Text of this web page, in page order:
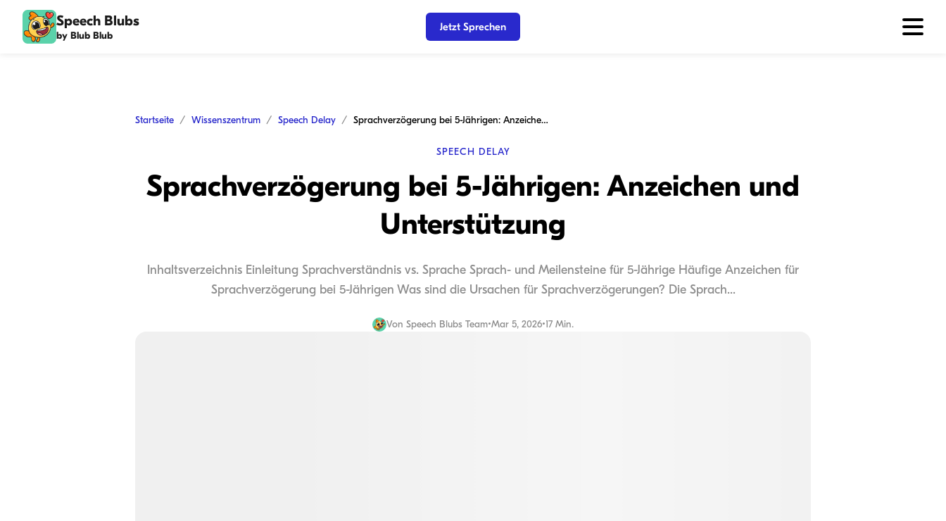
Speech Blubs
by Blub Blub
Jetzt Sprechen
Startseite Wissenszentrum Speech Delay Sprachverzögerung bei 5-Jährigen: Anzeichen und Unterstützung
SPEECH DELAY
Sprachverzögerung bei 5-Jährigen: Anzeichen und
Unterstützung
Inhaltsverzeichnis Einleitung Sprachverständnis vs. Sprache Sprach- und Meilensteine für 5-Jährige Häufige Anzeichen für
Sprachverzögerung bei 5-Jährigen Was sind die Ursachen für Sprachverzögerungen? Die Sprach...
Von Speech Blubs Team•Mar 5, 2026•17 Min.